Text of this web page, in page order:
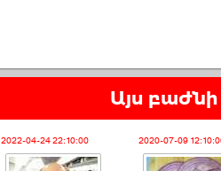
Այս բաժնի
2022-04-24 22:10:00 2020-07-09